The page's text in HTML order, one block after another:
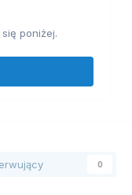
poniżej.
0